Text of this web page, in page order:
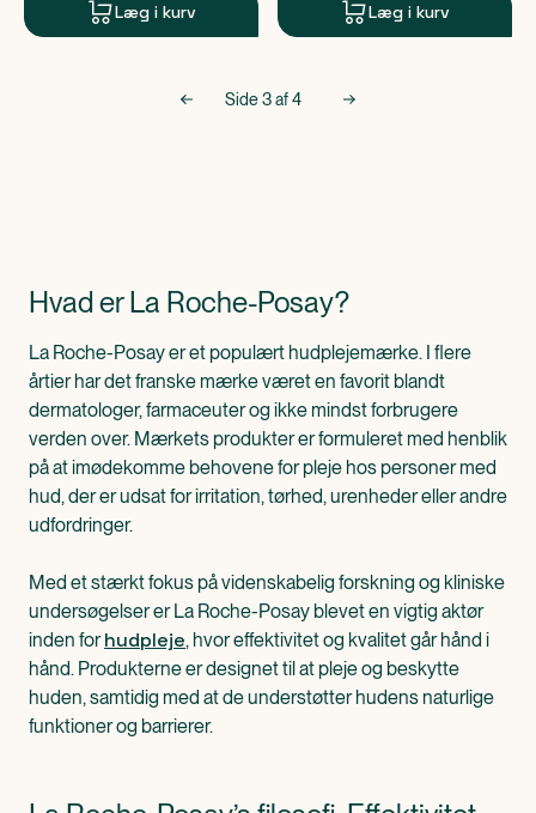
Læg i kurv Læg i kurv
Side3af4
Hvad er La Roche-Posay?
La Roche-Posay er et populært hudplejemærke. I flere
årtier har det franske mærke været en favorit blandt
dermatologer, farmaceuter og ikke mindst forbrugere
verden over. Mærkets produkter er formuleret med henblik
på at imødekomme behovene for pleje hos personer med
hud, der er udsat for irritation, tørhed, urenheder eller andre
udfordringer.
Med et stærkt fokus på videnskabelig forskning og kliniske
undersøgelser er La Roche-Posay blevet en vigtig aktør
inden forhudpleje, hvor effektivitet og kvalitet går hånd i
hånd. Produkterne er designet til at pleje og beskytte
huden, samtidig med at de understøtter hudens naturlige
funktioner og barrierer.